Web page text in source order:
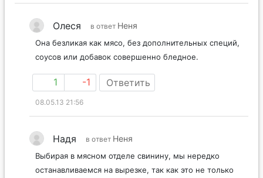
Олеся в ответ Неня
Она безликая как мясо, без дополнительных специй,
соусов или добавок совершенно бледное.
1 -1 Ответить
08.05.13 21:56
Надя в ответ Неня
Выбирая в мясном отделе свинину, мы нередко
останавливаемся на вырезке, так как это не только